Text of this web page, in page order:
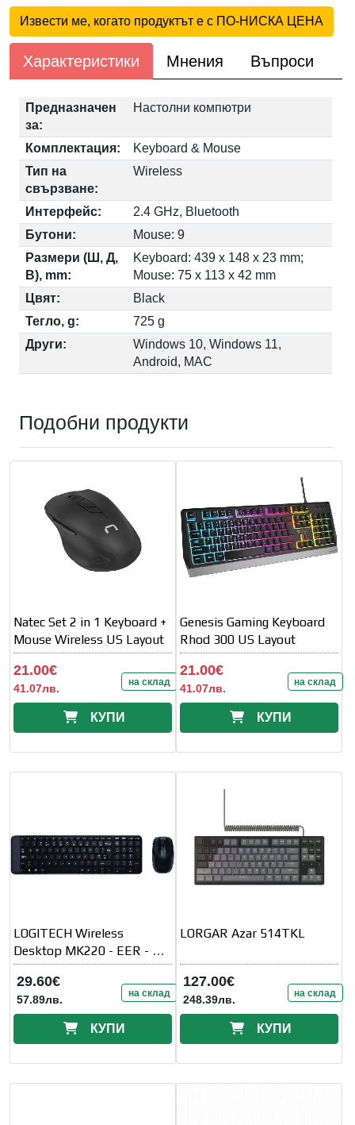
Извести ме, когато продуктът е с ПО-НИСКА ЦЕНА
Характеристики Мнения Въпроси
Предназначен
за:
Настолни компютри
Комплектация:
Keyboard & Mouse
Тип на
свързване:
Wireless
Интерфейс:
2.4 GHz, Bluetooth
Бутони:
Mouse: 9
Размери (Ш, Д,
В), mm:
Keyboard: 439 x 148 x 23 mm;
Mouse: 75 x 113 x 42 mm
Цвят:
Black
Тегло, g:
725 g
Други:
Windows 10, Windows 11,
Android, MAC
Подобни продукти
Natec Set 2 in 1 Keyboard +
Mouse Wireless US Layout
21.00€
41.07лв. на склад
КУПИ
Genesis Gaming Keyboard
Rhod 300 US Layout
21.00€
41.07лв. на склад
КУПИ
LOGITECH Wireless
Desktop MK220 - EER - US
International
29.60€
57.89лв. на склад
КУПИ
LORGAR Azar 514TKL
127.00€
248.39лв. на склад
КУПИ